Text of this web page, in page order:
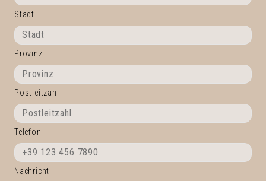
Stadt
Provinz
Postleitzahl
Telefon
Nachricht